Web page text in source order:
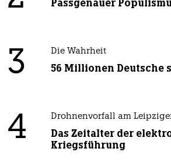
Passgenauer
3 Die Wahrheit
56 Millionen Deutsche
4 Drohnenvorfall am
Das Zeitalter der
Kriegsführung